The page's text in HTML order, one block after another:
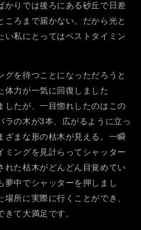
かりでは後ろにある砂丘で日差
ころまで届かない。だから光と
い私にとってはベストタイミン
を待つことになっただろうと
体力が一気に回復しました
したが、一目惚れしたのはこの
ラの木が3本、広がるように立っ
ざまな形の枯木が見える。一瞬
ミングを見計らってシャッター
れた枯木がどんどん目覚めてい
夢中でシャッターを押しまし
所に実際に行くことができ、
て大満足です。